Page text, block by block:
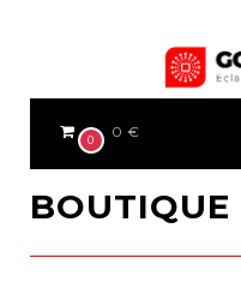
0 0 €
BOUTIQUE